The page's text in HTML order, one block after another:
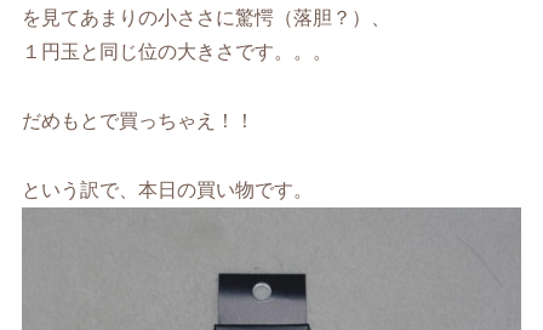
を見てあまりの小ささに驚愕（落胆？）、
１円玉と同じ位の大きさです。。。
だめもとで買っちゃえ！！
という訳で、本日の買い物です。